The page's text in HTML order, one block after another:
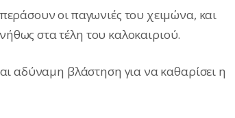
οι παγωνιές του χειμώνα, και
στα τέλη του καλοκαιριού.
αδύναμη βλάστηση για να καθαρίσει η